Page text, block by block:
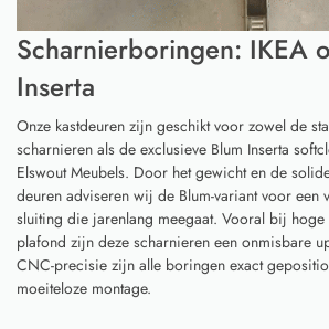
Scharnierboringen: IKEA
Inserta
Onze kastdeuren zijn geschikt voor zowel de
scharnieren als de exclusieve Blum Inserta
Elswout Meubels. Door het gewicht en de
deuren adviseren wij de Blum-variant voor een
sluiting die jarenlang meegaat. Vooral bij hoge
plafond zijn deze scharnieren een onmisbare
CNC-precisie zijn alle boringen exact
moeiteloze montage.